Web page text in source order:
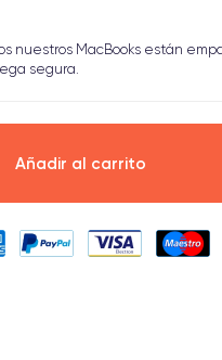
nuestros MacBooks están
segura.
Añadir al carrito